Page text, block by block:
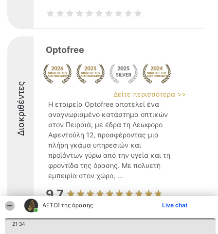
ΑΕΤΟΊ της όρασης Live chat
21:34
Διακριθέντες
Optofree
Δείτε περισσότερα >>
Η εταιρεία Optofree αποτελεί ένα
αναγνωρισμένο κατάστημα οπτικών
στον Πειραιά, με έδρα τη Λεωφόρο
Αφεντούλη 12, προσφέροντας μια
πλήρη γκάμα υπηρεσιών και
προϊόντων γύρω από την υγεία και τη
φροντίδα της όρασης. Με πολυετή
εμπειρία στον χώρο, ...
9.7
Διοργανωτής της